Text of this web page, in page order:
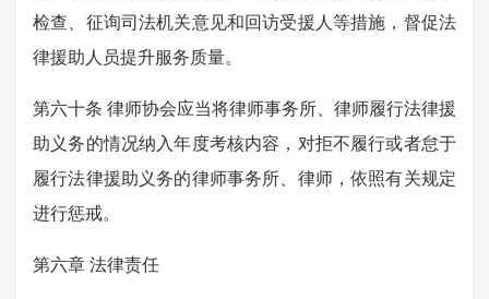
检查、征询司法机关意见和回访受援人等措施，督促法
律援助人员提升服务质量。
第六十条 律师协会应当将律师事务所、律师履行法律援
助义务的情况纳入年度考核内容，对拒不履行或者怠于
履行法律援助义务的律师事务所、律师，依照有关规定
进行惩戒。
第六章 法律责任